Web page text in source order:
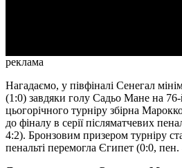
реклама
Нагадаємо, у півфіналі Сенегал
(1:0) завдяки голу Садьо Мане на 76-
цьогорічного турніру збірна
до фіналу в серії післяматчевих
4:2). Бронзовим призером турніру
пенальті перемогла Єгипет (0:0, пен.